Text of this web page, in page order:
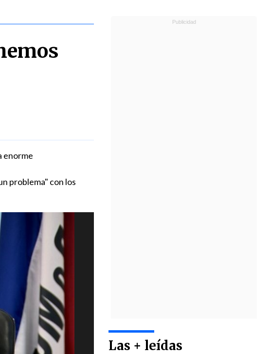
enorme
problema" con los
Las + leídas